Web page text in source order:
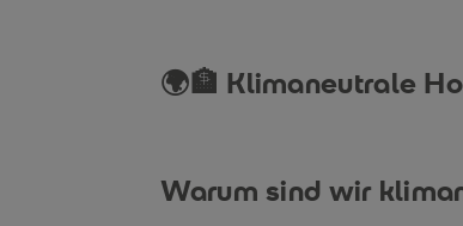
🌍🏦 Klimaneutrale
Warum sind wir